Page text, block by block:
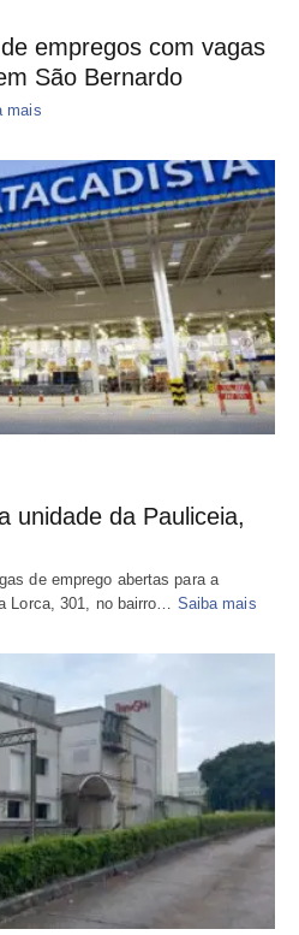
empregos com vagas
São Bernardo
mais
unidade da Pauliceia,
de emprego abertas para a
Lorca, 301, no bairro… Saiba mais